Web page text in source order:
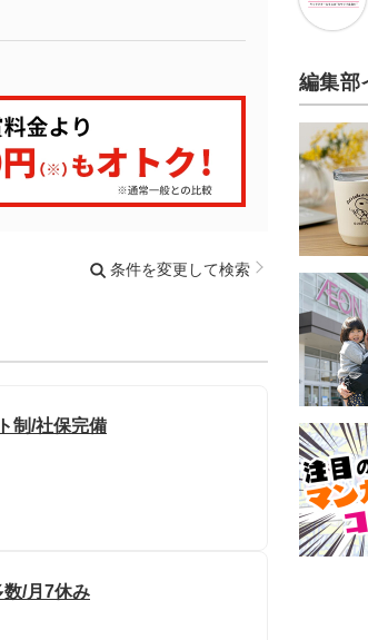
条件を変更して検索
制/社保完備
/月7休み
編集部